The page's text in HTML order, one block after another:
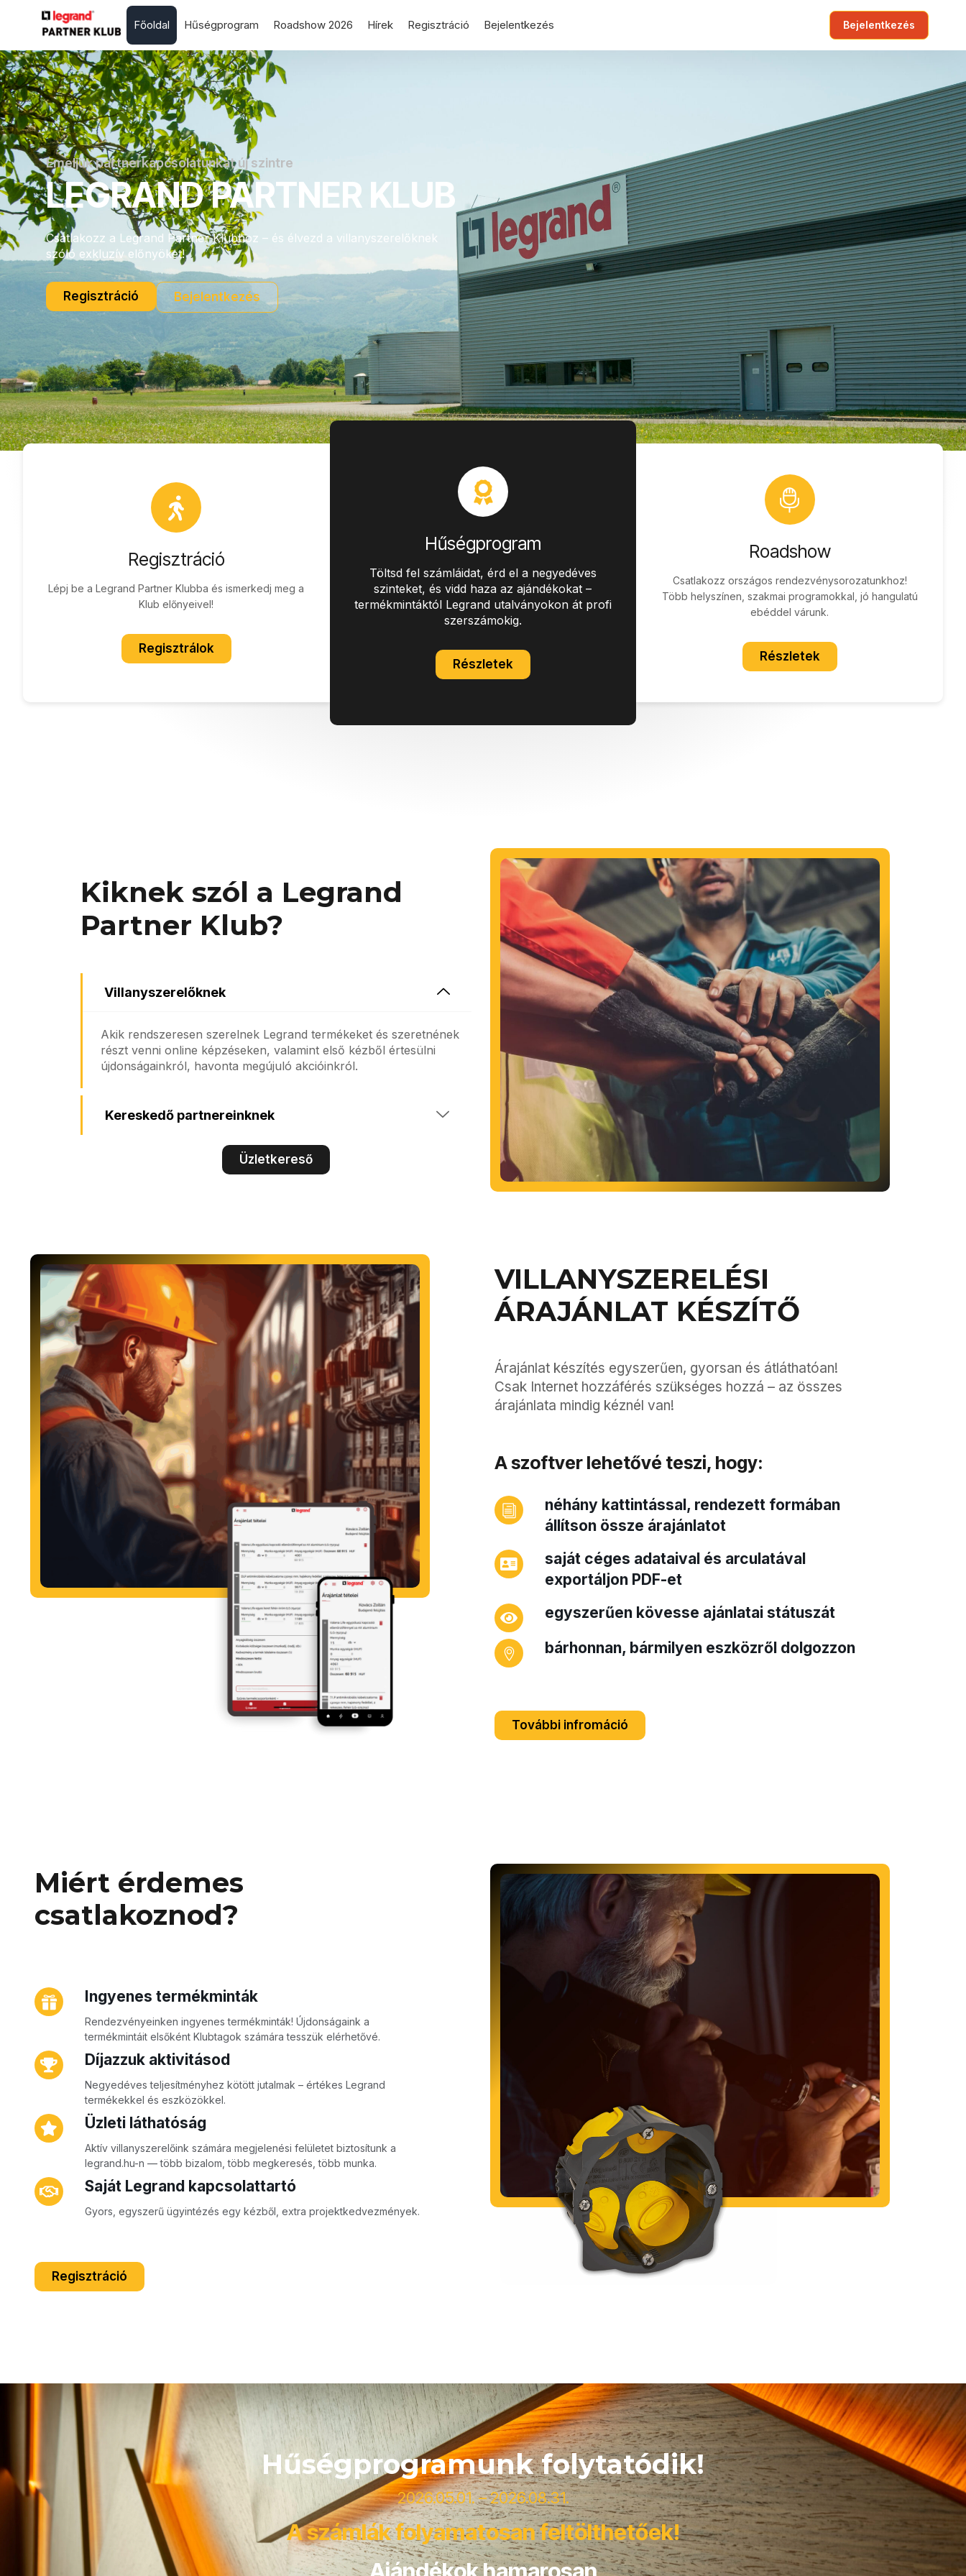
Főoldal Hűségprogram Roadshow 2026 Hírek Regisztráció Bejelentkezés Bejelentkezés
Emeljük partnerkapcsolatunkat új szintre
LEGRAND PARTNER KLUB
Csatlakozz a Legrand Partner Klubhoz – és élvezd a villanyszerelőknek
szóló exkluzív előnyöket!
Regisztráció Bejelentkezés
Regisztráció
Lépj be a Legrand Partner Klubba és ismerkedj meg a
Klub előnyeivel!
Regisztrálok
Hűségprogram
Töltsd fel számláidat, érd el a negyedéves
szinteket, és vidd haza az ajándékokat –
termékmintáktól Legrand utalványokon át profi
szerszámokig.
Részletek
Roadshow
Csatlakozz országos rendezvénysorozatunkhoz!
Több helyszínen, szakmai programokkal, jó hangulatú
ebéddel várunk.
Részletek
Kiknek szól a Legrand
Partner Klub?
Villanyszerelőknek
Akik rendszeresen szerelnek Legrand termékeket és szeretnének
részt venni online képzéseken, valamint első kézből értesülni
újdonságainkról, havonta megújuló akcióinkról.
Kereskedő partnereinknek
Üzletkereső
VILLANYSZERELÉSI
ÁRAJÁNLAT KÉSZÍTŐ
Árajánlat készítés egyszerűen, gyorsan és átláthatóan!
Csak Internet hozzáférés szükséges hozzá – az összes
árajánlata mindig kéznél van!
A szoftver lehetővé teszi, hogy:
néhány kattintással, rendezett formában
állítson össze árajánlatot
saját céges adataival és arculatával
exportáljon PDF-et
egyszerűen kövesse ajánlatai státuszát
bárhonnan, bármilyen eszközről dolgozzon
További infromáció
Miért érdemes
csatlakoznod?
Ingyenes termékminták
Rendezvényeinken ingyenes termékminták! Újdonságaink a
termékmintáit elsőként Klubtagok számára tesszük elérhetővé.
Díjazzuk aktivitásod
Negyedéves teljesítményhez kötött jutalmak – értékes Legrand
termékekkel és eszközökkel.
Üzleti láthatóság
Aktív villanyszerelőink számára megjelenési felületet biztosítunk a
legrand.hu-n — több bizalom, több megkeresés, több munka.
Saját Legrand kapcsolattartó
Gyors, egyszerű ügyintézés egy kézből, extra projektkedvezmények.
Regisztráció
Hűségprogramunk folytatódik!
2026.05.01. – 2026.08.31.
A számlák folyamatosan feltölthetőek!